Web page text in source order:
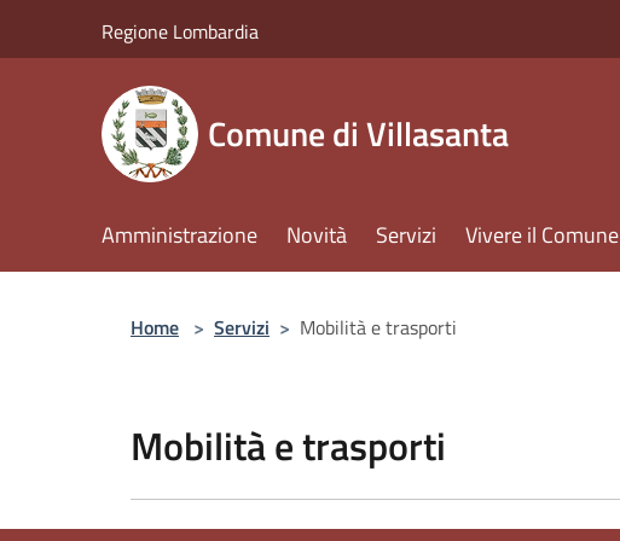
Regione Lombardia
Comune di Villasanta
Amministrazione Novità Servizi Vivere il Comune
Home > Servizi > Mobilità e trasporti
Mobilità e trasporti